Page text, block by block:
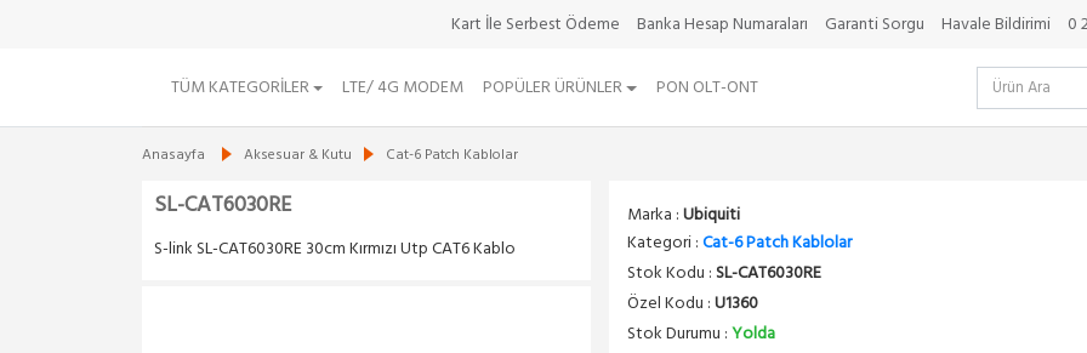
Kart İle Serbest Ödeme Banka Hesap Numaraları Garanti Sorgu Havale Bildirimi 0
TÜM KATEGORILER LTE/ 4G MODEM POPÜLER ÜRÜNLER PON OLT-ONT
Anasayfa Aksesuar & Kutu Cat-6 Patch Kablolar
SL-CAT6030RE
S-link SL-CAT6030RE 30cm Kırmızı Utp CAT6 Kablo
Marka :Ubiquiti
Kategori :Cat-6 Patch Kablolar
Stok Kodu : SL-CAT6030RE
Özel Kodu :U1360
Stok Durumu :Yolda